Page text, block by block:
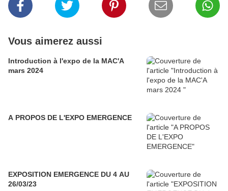
Vous aimerez aussi
Introduction à l'expo de la MAC'A
mars 2024
A PROPOS DE L'EXPO EMERGENCE
EXPOSITION EMERGENCE DU 4 AU
26/03/23